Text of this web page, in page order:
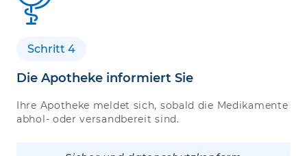
Schritt 4
Die Apotheke informiert Sie
Ihre Apotheke meldet sich, sobald die Medikamente
abhol- oder versandbereit sind.